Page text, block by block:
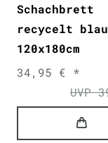
Schachbrett
recycelt
120x180cm
UVP
34,95 € *